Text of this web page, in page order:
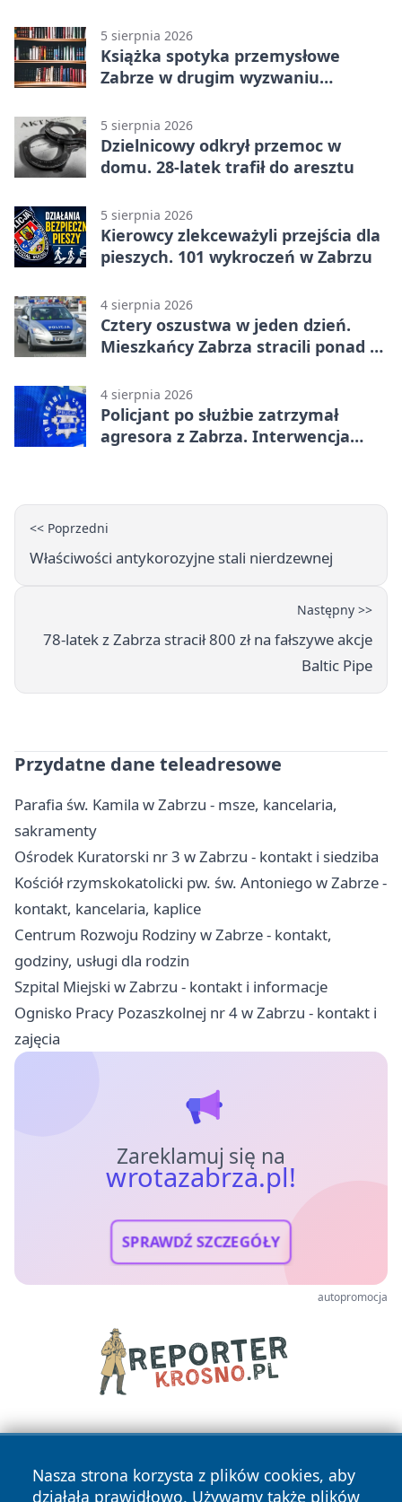
5 sierpnia 2026
Książka spotyka przemysłowe
Zabrze w drugim wyzwaniu
5 sierpnia 2026
Dzielnicowy odkrył przemoc w
domu. 28-latek trafił do aresztu
5 sierpnia 2026
Kierowcy zlekceważyli przejścia dla
pieszych. 101 wykroczeń w Zabrzu
4 sierpnia 2026
Cztery oszustwa w jeden dzień.
Mieszkańcy Zabrza stracili ponad 6
4 sierpnia 2026
Policjant po służbie zatrzymał
agresora z Zabrza. Interwencja
<< Poprzedni
Właściwości antykorozyjne stali nierdzewnej
Następny >>
78-latek z Zabrza stracił 800 zł na fałszywe akcje
Baltic Pipe
Przydatne dane teleadresowe
Parafia św. Kamila w Zabrzu - msze, kancelaria,
sakramenty
Ośrodek Kuratorski nr 3 w Zabrzu - kontakt i siedziba
Kościół rzymskokatolicki pw. św. Antoniego w Zabrze -
kontakt, kancelaria, kaplice
Centrum Rozwoju Rodziny w Zabrze - kontakt,
godziny, usługi dla rodzin
Szpital Miejski w Zabrzu - kontakt i informacje
Ognisko Pracy Pozaszkolnej nr 4 w Zabrzu - kontakt i
zajęcia
Zareklamuj się na
wrotazabrza.pl!
SPRAWDŹ SZCZEGÓŁY
autopromocja
Nasza strona korzysta z plików cookies, aby
działała prawidłowo. Używamy także plików